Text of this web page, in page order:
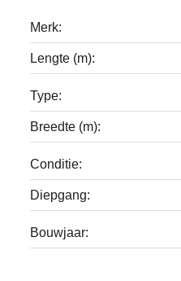
Merk:
Lengte (m):
Type:
Breedte (m):
Conditie:
Diepgang:
Bouwjaar: